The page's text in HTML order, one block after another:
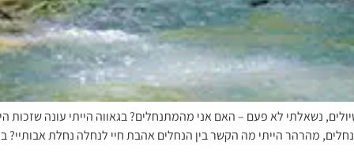
נשאלתי לא פעם – האם אני מהמתנחלים? בגאווה הייתי עונה שזכות
בנחלים, מהרהר הייתי מה הקשר בין הנחלים אהבת חיי לנחלה נחלת